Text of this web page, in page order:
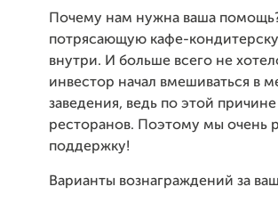
Почему нам нужна ваша
потрясающую кафе-
внутри. И больше всего не
инвестор начал вмешиваться в
заведения, ведь по этой
ресторанов. Поэтому мы очень
поддержку!
Варианты вознаграждений за